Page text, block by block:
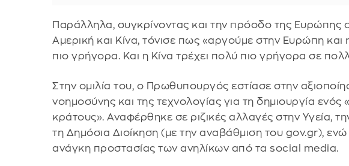
Παράλληλα, συγκρίνοντας και την πρόοδο της Ευρώπης
Αμερική και Κίνα, τόνισε πως «αργούμε στην Ευρώπη και
πιο γρήγορα. Και η Κίνα τρέχει πολύ πιο γρήγορα σε
Στην ομιλία του, ο Πρωθυπουργός εστίασε στην
νοημοσύνης και της τεχνολογίας για τη δημιουργία ενός
κράτους». Αναφέρθηκε σε ριζικές αλλαγές στην Υγεία,
τη Δημόσια Διοίκηση (με την αναβάθμιση του gov.gr), ενώ
ανάγκη προστασίας των ανηλίκων από τα social media.